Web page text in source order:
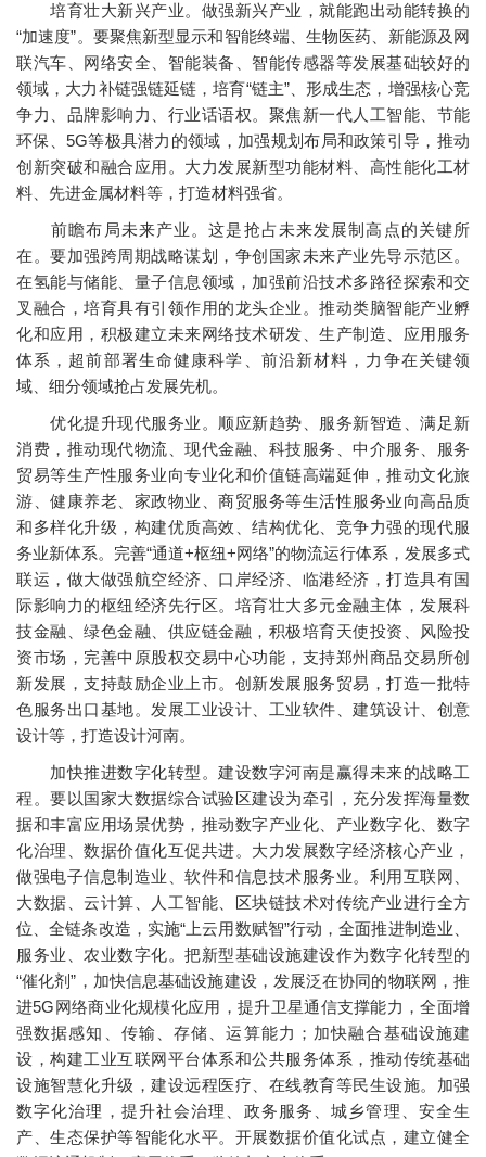
培育壮大新兴产业。做强新兴产业，就能跑出动能转换的
“加速度”。要聚焦新型显示和智能终端、生物医药、新能源及网
联汽车、网络安全、智能装备、智能传感器等发展基础较好的
领域，大力补链强链延链，培育“链主”、形成生态，增强核心竞
争力、品牌影响力、行业话语权。聚焦新一代人工智能、节能
环保、5G等极具潜力的领域，加强规划布局和政策引导，推动
创新突破和融合应用。大力发展新型功能材料、高性能化工材
料、先进金属材料等，打造材料强省。
前瞻布局未来产业。这是抢占未来发展制高点的关键所
在。要加强跨周期战略谋划，争创国家未来产业先导示范区。
在氢能与储能、量子信息领域，加强前沿技术多路径探索和交
叉融合，培育具有引领作用的龙头企业。推动类脑智能产业孵
化和应用，积极建立未来网络技术研发、生产制造、应用服务
体系，超前部署生命健康科学、前沿新材料，力争在关键领
域、细分领域抢占发展先机。
优化提升现代服务业。顺应新趋势、服务新智造、满足新
消费，推动现代物流、现代金融、科技服务、中介服务、服务
贸易等生产性服务业向专业化和价值链高端延伸，推动文化旅
游、健康养老、家政物业、商贸服务等生活性服务业向高品质
和多样化升级，构建优质高效、结构优化、竞争力强的现代服
务业新体系。完善“通道+枢纽+网络”的物流运行体系，发展多式
联运，做大做强航空经济、口岸经济、临港经济，打造具有国
际影响力的枢纽经济先行区。培育壮大多元金融主体，发展科
技金融、绿色金融、供应链金融，积极培育天使投资、风险投
资市场，完善中原股权交易中心功能，支持郑州商品交易所创
新发展，支持鼓励企业上市。创新发展服务贸易，打造一批特
色服务出口基地。发展工业设计、工业软件、建筑设计、创意
设计等，打造设计河南。
加快推进数字化转型。建设数字河南是赢得未来的战略工
程。要以国家大数据综合试验区建设为牵引，充分发挥海量数
据和丰富应用场景优势，推动数字产业化、产业数字化、数字
化治理、数据价值化互促共进。大力发展数字经济核心产业，
做强电子信息制造业、软件和信息技术服务业。利用互联网、
大数据、云计算、人工智能、区块链技术对传统产业进行全方
位、全链条改造，实施“上云用数赋智”行动，全面推进制造业、
服务业、农业数字化。把新型基础设施建设作为数字化转型的
“催化剂”，加快信息基础设施建设，发展泛在协同的物联网，推
进5G网络商业化规模化应用，提升卫星通信支撑能力，全面增
强数据感知、传输、存储、运算能力；加快融合基础设施建
设，构建工业互联网平台体系和公共服务体系，推动传统基础
设施智慧化升级，建设远程医疗、在线教育等民生设施。加强
数字化治理，提升社会治理、政务服务、城乡管理、安全生
产、生态保护等智能化水平。开展数据价值化试点，建立健全